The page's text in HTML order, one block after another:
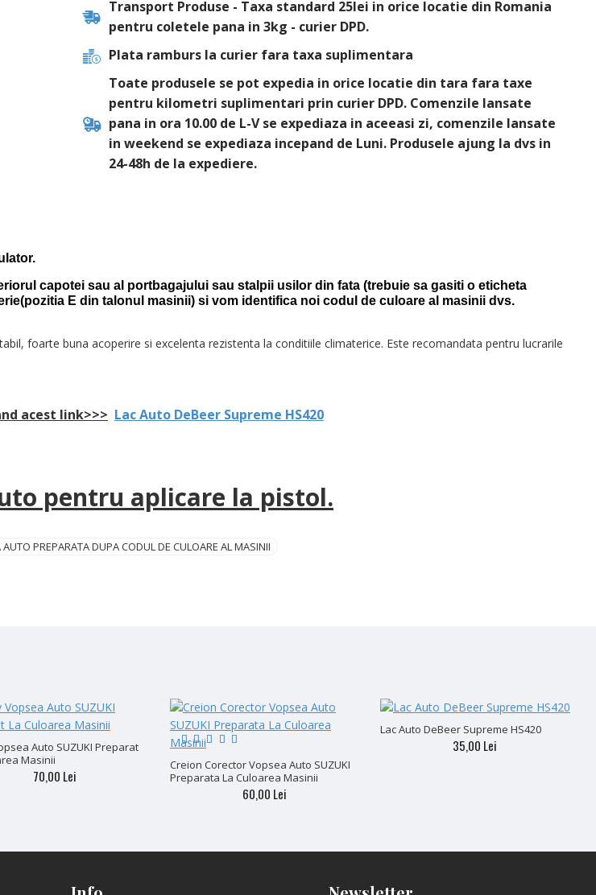
Transport Produse - Taxa standard 25lei in orice locatie din Romania
pentru coletele pana in 3kg - curier DPD.
Plata ramburs la curier fara taxa suplimentara
Toate produsele se pot expedia in orice locatie din tara fara taxe
pentru kilometri suplimentari prin curier DPD. Comenzile lansate
pana in ora 10.00 de L-V se expediaza in aceeasi zi, comenzile lansate
in weekend se expediaza incepand de Luni. Produsele ajung la dvs in
24-48h de la expediere.
capotei sau al portbagajului sau stalpii usilor din fata (trebuie sa gasiti o eticheta
E din talonul masinii) si vom identifica noi codul de culoare al masinii dvs.
foarte buna acoperire si excelenta rezistenta la conditiile climaterice. Este recomandata pentru lucrarile
acest link>>> Lac Auto DeBeer Supreme HS420
pentru aplicare la pistol.
PREPARATA DUPA CODUL DE CULOARE AL MASINII
Auto SUZUKI Preparat
Masinii
70,00 Lei
Creion Corector Vopsea Auto SUZUKI
Preparata La Culoarea Masinii
60,00 Lei
Lac Auto DeBeer Supreme HS420
35,00 Lei